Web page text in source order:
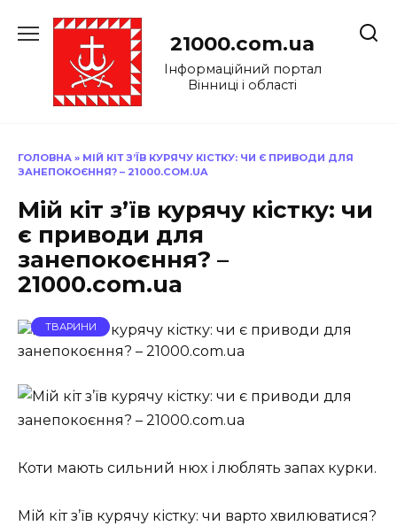
до
21000.com.ua
Інформаційний портал
Вінниці і області
ГОЛОВНА » МІЙ КІТ З’ЇВ КУРЯЧУ КІСТКУ: ЧИ Є ПРИВОДИ ДЛЯ
ЗАНЕПОКОЄННЯ? – 21000.COM.UA
Мій кіт з’їв курячу кістку: чи
є приводи для
занепокоєння? –
21000.com.ua
ТВАРИНИ
Коти мають сильний нюх і люблять запах курки.
Мій кіт з’їв курячу кістку: чи варто хвилюватися?